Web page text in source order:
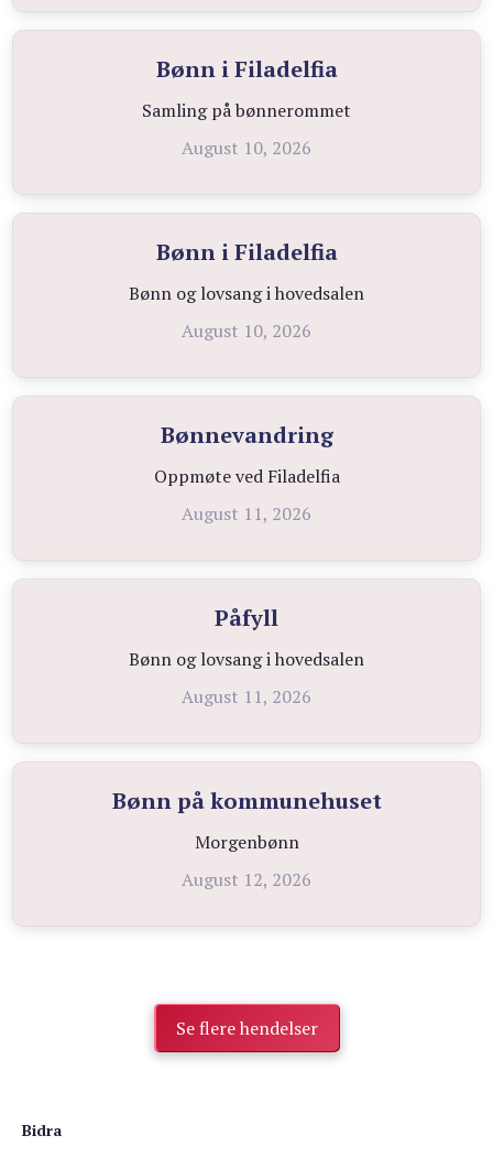
Bønn i Filadelfia
Samling på bønnerommet
August 10, 2026
Bønn i Filadelfia
Bønn og lovsang i hovedsalen
August 10, 2026
Bønnevandring
Oppmøte ved Filadelfia
August 11, 2026
Påfyll
Bønn og lovsang i hovedsalen
August 11, 2026
Bønn på kommunehuset
Morgenbønn
August 12, 2026
Se flere hendelser
Bidra